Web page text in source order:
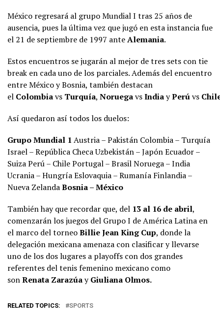
México regresará al grupo Mundial I tras 25 años de
ausencia, pues la última vez que jugó en esta instancia fue
el 21 de septiembre de 1997 anteAlemania.
Estos encuentros se jugarán al mejor de tres sets con tie
break en cada uno de los parciales. Además del encuentro
entre México y Bosnia, también destacan
el Colombiavs Turquía, NoruegavsIndiayPerúvs
Así quedaron así todos los duelos:
Grupo Mundial 1 Austria – Pakistán Colombia – Turquía
Israel – República Checa Uzbekistán – Japón Ecuador –
Suiza Perú – Chile Portugal – Brasil Noruega – India
Ucrania – Hungría Eslovaquia – Rumanía Finlandia –
Nueva ZelandaBosnia – México
También hay que recordar que, del 13 al 16 de abril,
comenzarán los juegos del Grupo I de América Latina en
el marco del torneoBillie Jean King Cup, donde la
delegación mexicana amenaza con clasificar y llevarse
uno de los dos lugares a playoffs con dos grandes
referentes del tenis femenino mexicano como
sonRenata ZarazúayGiuliana Olmos.
RELATED TOPICS: SPORTS